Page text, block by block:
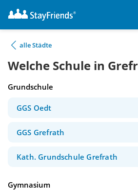
alle Städte
Welche Schule in
Grundschule
GGS Oedt
GGS Grefrath
Kath. Grundschule Grefrath
Gymnasium